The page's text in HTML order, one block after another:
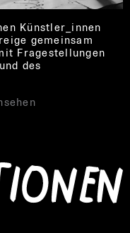
Künstler_innen
gemeinsam
Fragestellungen
des